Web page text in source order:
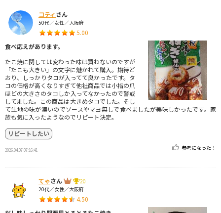
コティさん
50代／女性／大阪府
5.00
食べ応えがあります。
たこ焼に関しては変わった味は買わないのですが
「たこも大きい」の文字に魅かれて購入。期待ど
おり、しっかりタコが入ってて良かったです。タ
コの価格が高くなりすぎて他社商品では小指の爪
ほどの大きさのタコしか入ってなかったので警戒
してました。この商品は大きめタコでした。そし
て生地の味が濃いのでソースやマヨ無しで食べましたが美味しかったです。家
族も気に入ったようなのでリピート決定。
リピートしたい
2026.04.07 07:16:41 参考になった！
てゃさん
20
20代／女性／大阪府
4.50